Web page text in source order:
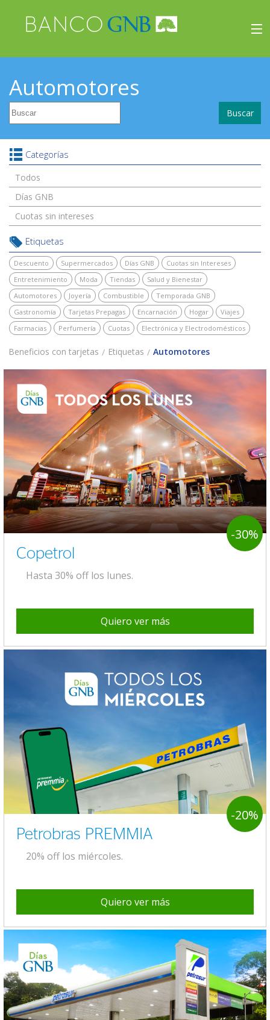
Inicio
Viajes
Automotores
Buscar
Categorías
Todos
Días GNB
Cuotas sin intereses
Etiquetas
Descuento Supermercados Días GNB
Cuotas sin Intereses
Entretenimiento
Moda Tiendas
Salud y Bienestar
Automotores
Joyería Combustible
Temporada GNB
Gastronomía
Tarjetas Prepagas Encarnación Hogar
Viajes
Farmacias
Perfumería Cuotas Electrónica y Electrodomésticos
Beneficios con tarjetas Etiquetas Automotores
-30%
Copetrol
Hasta 30% off los lunes.
Quiero ver más
-20%
Petrobras PREMMIA
20% off los miércoles.
Quiero ver más